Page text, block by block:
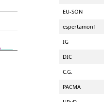
EU-SON
espertamonf
IG
DIC
C.G.
PACMA